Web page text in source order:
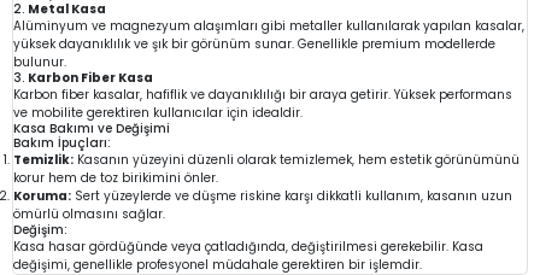
2. Metal Kasa
Alüminyum ve magnezyum alaşımları gibi metaller kullanılarak yapılan kasalar,
yüksek dayanıklılık ve şık bir görünüm sunar. Genellikle premium modellerde
bulunur.
3. Karbon Fiber Kasa
Karbon fiber kasalar, hafiflik ve dayanıklılığı bir araya getirir. Yüksek performans
ve mobilite gerektiren kullanıcılar için idealdir.
Kasa Bakımı ve Değişimi
Bakım İpuçları:
Temizlik: Kasanın yüzeyini düzenli olarak temizlemek, hem estetik görünümünü
korur hem de toz birikimini önler.
Koruma: Sert yüzeylerde ve düşme riskine karşı dikkatli kullanım, kasanın uzun
ömürlü olmasını sağlar.
Değişim:
Kasa hasar gördüğünde veya çatladığında, değiştirilmesi gerekebilir. Kasa
değişimi, genellikle profesyonel müdahale gerektiren bir işlemdir.